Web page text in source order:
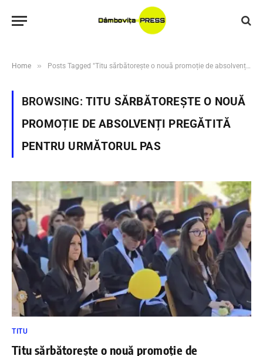
Home » Posts Tagged "Titu sărbătorește o nouă promoție de absolvenți pregătită pentru următorul pas"
BROWSING: TITU SĂRBĂTOREȘTE O NOUĂ
PROMOȚIE DE ABSOLVENȚI PREGĂTITĂ
PENTRU URMĂTORUL PAS
TITU
Titu sărbătorește o nouă promoție de